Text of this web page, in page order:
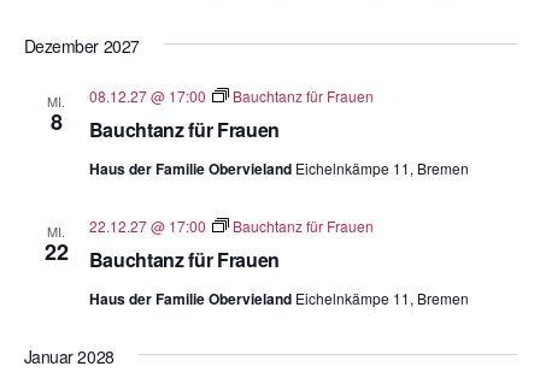
Dezember 2027
MI.
8 Bauchtanz für Frauen
08.12.27 @ 17:00 Bauchtanz für Frauen
Haus der Familie Obervieland Eichelnkämpe 11, Bremen
MI.
22 Bauchtanz für Frauen
22.12.27 @ 17:00 Bauchtanz für Frauen
Haus der Familie Obervieland Eichelnkämpe 11, Bremen
Januar 2028